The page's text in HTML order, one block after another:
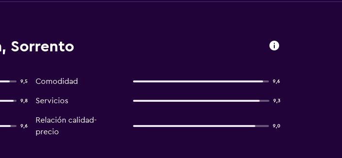
Sorrento
9,5 Comodidad 9,6
9,8 Servicios 9,3
9,6
Relación calidad-
precio
9,0